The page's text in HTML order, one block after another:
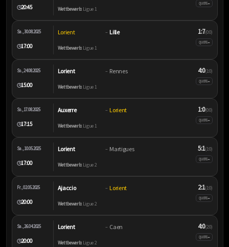
🕒20:45 Wettbewerb:Ligue 1
QUOTE–
Sa., 30.08.2025
🕒17:00
Lorient – Lille
Wettbewerb:Ligue 1
1:7(0:0)
QUOTE–
So., 24.08.2025
🕒15:00
Lorient – Rennes
Wettbewerb:Ligue 1
4:0(1:0)
QUOTE–
So., 17.08.2025
🕒17:15
Auxerre – Lorient
Wettbewerb:Ligue 1
1:0(0:0)
QUOTE–
Sa., 10.05.2025
🕒17:00
Lorient – Martigues
Wettbewerb:Ligue 2
5:1(1:0)
QUOTE–
Fr., 02.05.2025
🕒20:00
Ajaccio – Lorient
Wettbewerb:Ligue 2
2:1(1:0)
QUOTE–
Sa., 26.04.2025
🕒20:00
Lorient – Caen
Wettbewerb:Ligue 2
4:0(2:0)
QUOTE–